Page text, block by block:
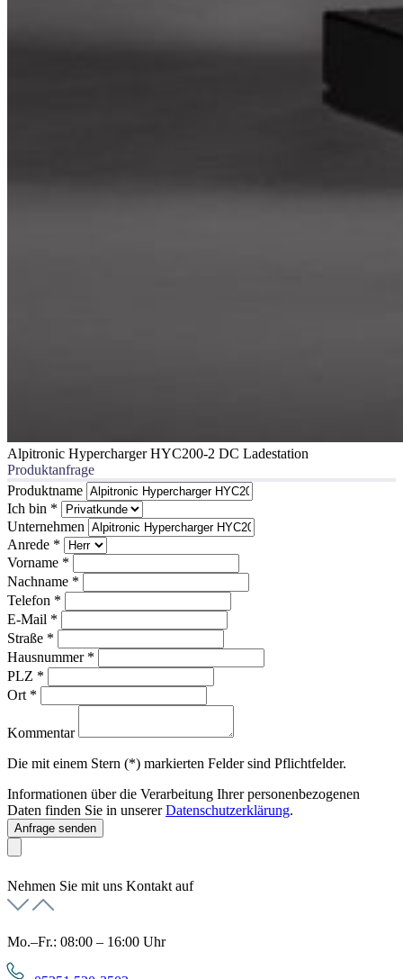
Alpitronic Hypercharger HYC200-2 DC Ladestation
Produktanfrage
Produktname
Ich bin *
Unternehmen
Anrede *
Vorname *
Nachname *
Telefon *
E-Mail *
Straße *
Hausnummer *
PLZ *
Ort *
Kommentar
Die mit einem Stern (*) markierten Felder sind Pflichtfelder.
Informationen über die Verarbeitung Ihrer personenbezogenen
Daten finden Sie in unsererDatenschutzerklärung.
Anfrage senden
Nehmen Sie mit uns Kontakt auf
Mo.–Fr.: 08:00 – 16:00 Uhr